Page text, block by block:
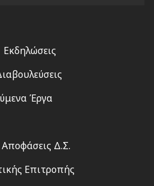
Εκδηλώσεις
Έργα
Αποφάσεις Δ.Σ.
Επιτροπής